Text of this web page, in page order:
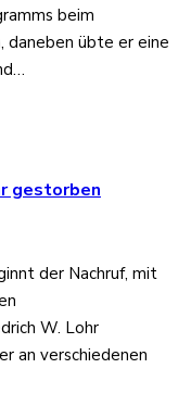
beim
übte er eine
gestorben
der Nachruf, mit
W. Lohr
an verschiedenen